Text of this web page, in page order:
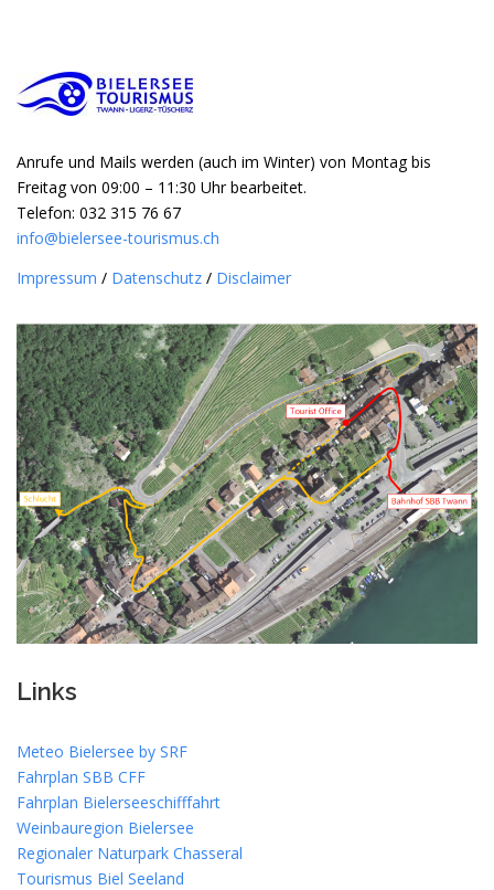
Anrufe und Mails werden (auch im Winter) von Montag bis
Freitag von 09:00 – 11:30 Uhr bearbeitet.
Telefon: 032 315 76 67
info@bielersee-tourismus.ch
Impressum / Datenschutz / Disclaimer
Links
Meteo Bielersee by SRF
Fahrplan SBB CFF
Fahrplan Bielerseeschifffahrt
Weinbauregion Bielersee
Regionaler Naturpark Chasseral
Tourismus Biel Seeland